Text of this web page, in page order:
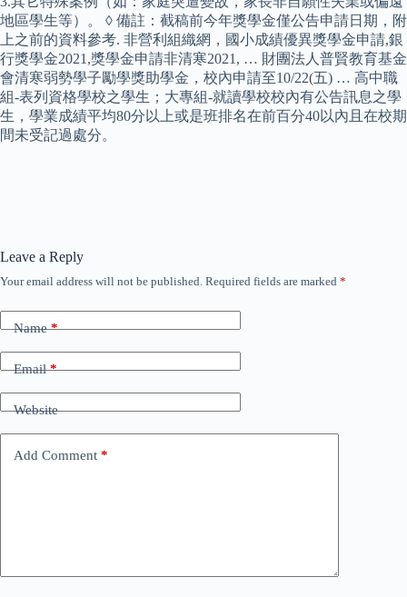
地區學生等）。 ◊ 備註：截稿前今年獎學金僅公告申請日期，附
上之前的資料參考. 非營利組織網，國小成績優異獎學金申請,銀
行獎學金2021,獎學金申請非清寒2021, … 財團法人普賢教育基金
會清寒弱勢學子勵學獎助學金，校內申請至10/22(五) … 高中職
組-表列資格學校之學生；大專組-就讀學校校內有公告訊息之學
生，學業成績平均80分以上或是班排名在前百分40以內且在校期
間未受記過處分。
Leave a Reply
Your email address will not be published. Required fields are marked *
Name*
Email*
Website
Add Comment *